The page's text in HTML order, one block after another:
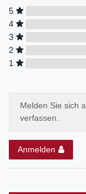
5
4
3
2
1
Melden Sie sich
verfassen.
Anmelden